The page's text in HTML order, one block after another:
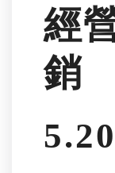
經
銷
5.20